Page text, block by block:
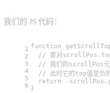
我们的 JS 代码：
1
2
3
4
5
6
function
// 要对scrollPos.top取
// 我们的scrollPos元
// 此时它的top值是负
return -scrollPos.
}